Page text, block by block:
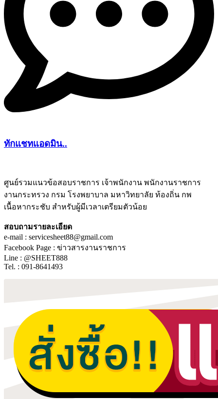
ทักแชทแอดมิน..
ศูนย์รวมแนวข้อสอบราชการ เจ้าพนักงาน พนักงานราชการ
งานกระทรวง กรม โรงพยาบาล มหาวิทยาลัย ท้องถิ่น กพ
เนื้อหากระชับ สำหรับผู้มีเวลาเตรียมตัวน้อย
สอบถามรายละเอียด
e-mail : servicesheet88@gmail.com
Facebook Page : ข่าวสารงานราชการ
Line : @SHEET888
Tel. : 091-8641493